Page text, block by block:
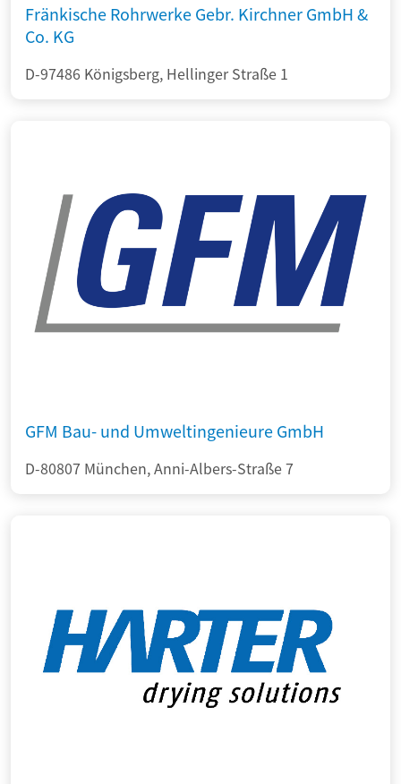
Fränkische Rohrwerke Gebr. Kirchner GmbH &
Co. KG
D-97486 Königsberg, Hellinger Straße 1
GFM Bau- und Umweltingenieure GmbH
D-80807 München, Anni-Albers-Straße 7